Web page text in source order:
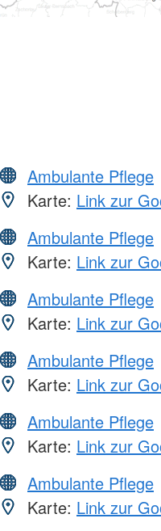
Ambulante Pflege
Karte: Link zur
Ambulante Pflege
Karte: Link zur
Ambulante Pflege
Karte: Link zur
Ambulante Pflege
Karte: Link zur
Ambulante Pflege
Karte: Link zur
Ambulante Pflege
Karte: Link zur